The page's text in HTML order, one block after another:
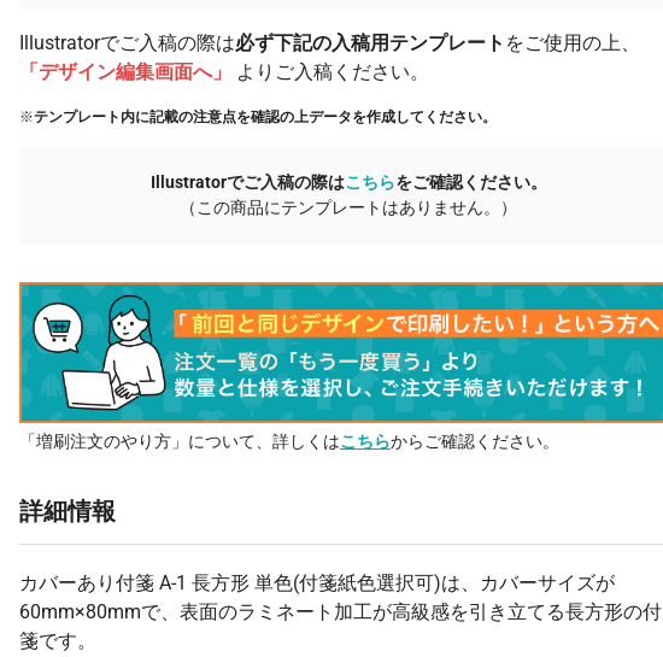
Illustratorでご入稿の際は必ず下記の入稿用テンプレート をご使用の上、
「デザイン編集画面へ」
よりご入稿ください。
※テンプレート内に記載の注意点を確認の上データを作成してください。
Illustratorでご入稿の際はこちらをご確認ください。
（この商品にテンプレートはありません。）
「増刷注文のやり方」について、詳しくはこちらからご確認ください。
詳細情報
カバーあり付箋 A-1 長方形 単色(付箋紙色選択可)は、カバーサイズが
60mm×80mmで、表面のラミネート加工が高級感を引き立てる長方形の付
箋です。